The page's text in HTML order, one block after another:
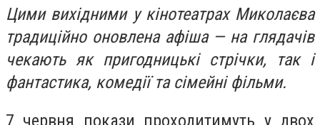
Цими вихідними у кінотеатрах Миколаєва
традиційно оновлена афіша — на глядачів
чекають як пригодницькі стрічки, так і
фантастика, комедії та сімейні фільми.
7 червня покази проходитимуть у двох